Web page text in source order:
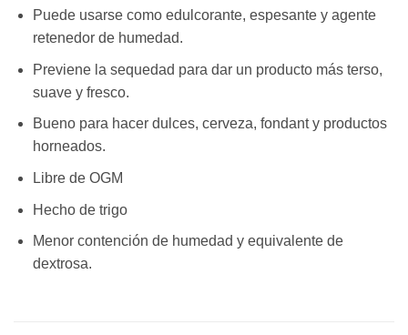
Puede usarse como edulcorante, espesante y agente
retenedor de humedad.
Previene la sequedad para dar un producto más terso,
suave y fresco.
Bueno para hacer dulces, cerveza, fondant y productos
horneados.
Libre de OGM
Hecho de trigo
Menor contención de humedad y equivalente de
dextrosa.